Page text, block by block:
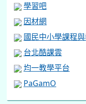
學習吧
因材網
國民中小學課程與
台北酷課雲
均一教學平台
PaGamO